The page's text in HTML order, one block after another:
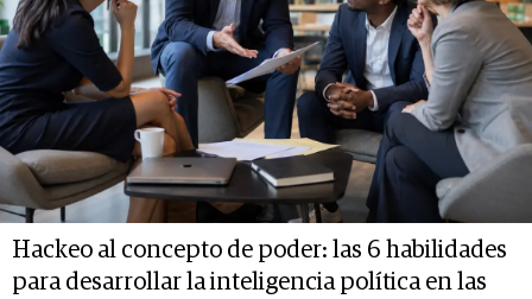
Hackeo al concepto de poder: las 6 habilidades
para desarrollar la inteligencia política en las